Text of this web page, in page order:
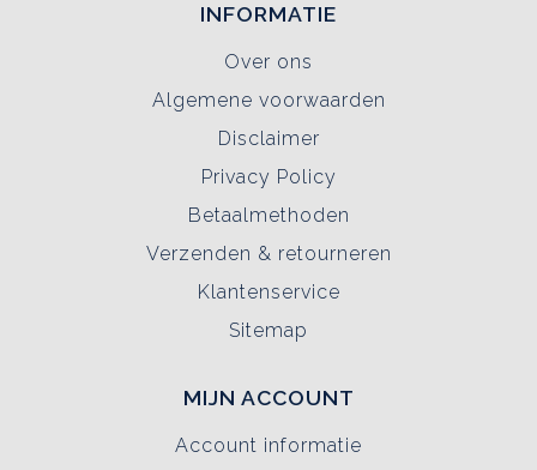
INFORMATIE
Over ons
Algemene voorwaarden
Disclaimer
Privacy Policy
Betaalmethoden
Verzenden & retourneren
Klantenservice
Sitemap
MIJN ACCOUNT
Account informatie